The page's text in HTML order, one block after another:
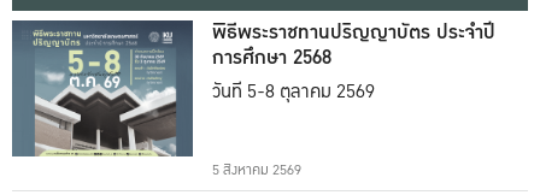
พิธีพระราชทานปริญญาบัตร ประจำปี
การศึกษา 2568
วันที่ 5-8 ตุลาคม 2569
5 สิงหาคม 2569